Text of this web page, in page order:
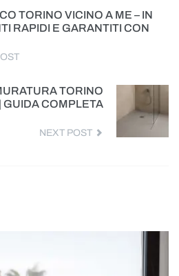
TORINO VICINO A ME – IN
RAPIDI E GARANTITI CON
TORINO
| GUIDA COMPLETA
NEXT POST